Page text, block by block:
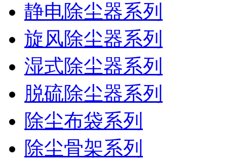
静电除尘器系列
旋风除尘器系列
湿式除尘器系列
脱硫除尘器系列
除尘布袋系列
除尘骨架系列